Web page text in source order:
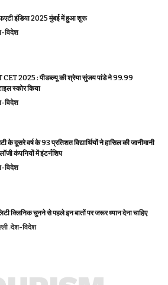
इंडिया 2025 मुंबई में हुआ शुरू
विदेश
CET 2025 : पीडब्ल्यू की श्रेया सुंजय पांडे ने 99.99
स्कोर किया
विदेश
के दूसरे वर्ष के 93 प्रतिशत विद्यार्थियों ने हासिल की जानीमानी
कंपनियों में इंटर्नशिप
विदेश
क्लिनिक चुनने से पहले इन बातों पर जरूर ध्यान देना चाहिए
देश-विदेश